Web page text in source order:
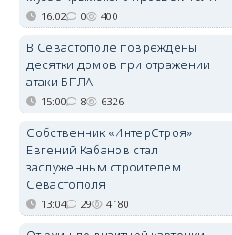
16:02 0 400
В Севастополе повреждены
десятки домов при отражении
атаки БПЛА
15:00 8 6326
Собственник «ИнтерСтроя»
Евгений Кабанов стал
заслуженным строителем
Севастополя
13:04 29 4180